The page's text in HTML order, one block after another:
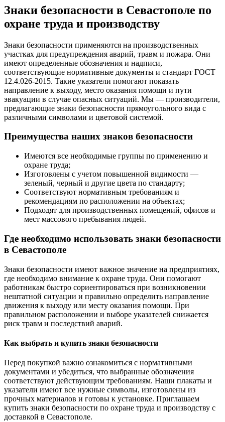
Знаки безопасности в Севастополе по
охране труда и производству
Знаки безопасности применяются на производственных
участках для предупреждения аварий, травм и пожара. Они
имеют определенные обозначения и надписи,
соответствующие нормативные документы и стандарт ГОСТ
12.4.026-2015. Такие указатели помогают показать
направление к выходу, место оказания помощи и пути
эвакуации в случае опасных ситуаций. Мы — производители,
предлагающие знаки безопасности прямоугольного вида с
различными символами и цветовой системой.
Преимущества наших знаков безопасности
Имеются все необходимые группы по применению и
охране труда;
Изготовлены с учетом повышенной видимости —
зеленый, черный и другие цвета по стандарту;
Соответствуют нормативным требованиям и
рекомендациям по расположении на объектах;
Подходят для производственных помещений, офисов и
мест массового пребывания людей.
Где необходимо использовать знаки безопасности
в Севастополе
Знаки безопасности имеют важное значение на предприятиях,
где необходимо внимание к охране труда. Они помогают
работникам быстро сориентироваться при возникновении
нештатной ситуации и правильно определить направление
движения к выходу или месту оказания помощи. При
правильном расположении и выборе указателей снижается
риск травм и последствий аварий.
Как выбрать и купить знаки безопасности
Перед покупкой важно ознакомиться с нормативными
документами и убедиться, что выбранные обозначения
соответствуют действующим требованиям. Наши плакаты и
указатели имеют все нужные символы, изготовлены из
прочных материалов и готовы к установке. Приглашаем
купить знаки безопасности по охране труда и производству с
доставкой в Севастополе.